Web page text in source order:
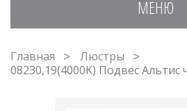
МЕНЮ
Главная
Люстры
08230,19(4000K) Подвес